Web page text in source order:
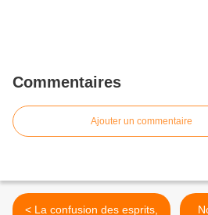
Commentaires
Ajouter un commentaire
< La confusion des esprits,